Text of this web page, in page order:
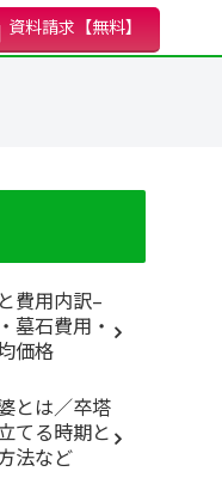
資料請求 【無料】
費用内訳–
墓石費用・
価格
とは／卒塔
てる時期と
法など